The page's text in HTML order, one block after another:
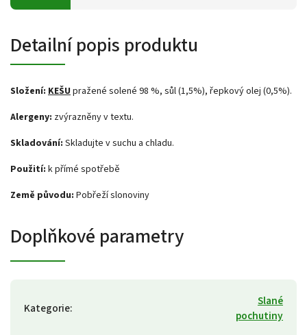
Detailní popis produktu
Složení: KEŠU pražené solené 98 %, sůl (1,5%), řepkový olej (0,5%).
Alergeny: zvýrazněny v textu.
Skladování: Skladujte v suchu a chladu.
Použití: k přímé spotřebě
Země původu: Pobřeží slonoviny
Doplňkové parametry
Kategorie:
Slané
pochutiny